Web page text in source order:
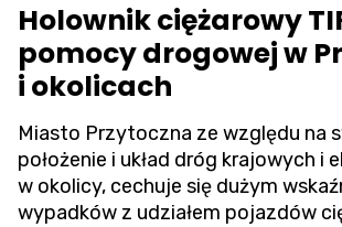
Holownik ciężarowy
pomocy drogowej w
i okolicach
Miasto Przytoczna ze względu na
położenie i układ dróg krajowych i
w okolicy, cechuje się dużym
wypadków z udziałem pojazdów